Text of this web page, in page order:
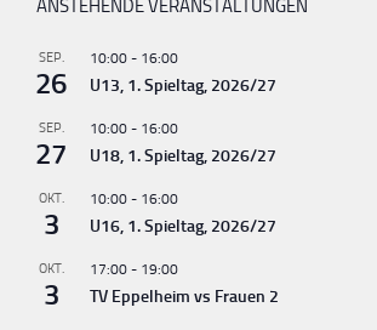
ANSTEHENDE VERANSTALTUNGEN
SEP.
26
10:00 - 16:00
U13, 1. Spieltag, 2026/27
SEP.
27
10:00 - 16:00
U18, 1. Spieltag, 2026/27
OKT.
3
10:00 - 16:00
U16, 1. Spieltag, 2026/27
OKT.
3
17:00 - 19:00
TV Eppelheim vs Frauen 2